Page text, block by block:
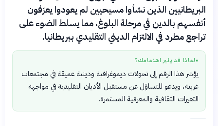
البريطانيين الذين نشأوا مسيحيين لم يعودوا يعرّفون
أنفسهم بالدين في مرحلة البلوغ، مما يسلط الضوء على
تراجع مطرد في الالتزام الديني التقليدي ببريطانيا.
● لماذا قد يثير اهتمامك؟
يؤشر هذا الرقم إلى تحولات ديموغرافية ودينية عميقة في مجتمعات
غربية، ويدعو للتساؤل عن مستقبل الأديان التقليدية في مواجهة
التغيرات الثقافية والمعرفية المستمرة.